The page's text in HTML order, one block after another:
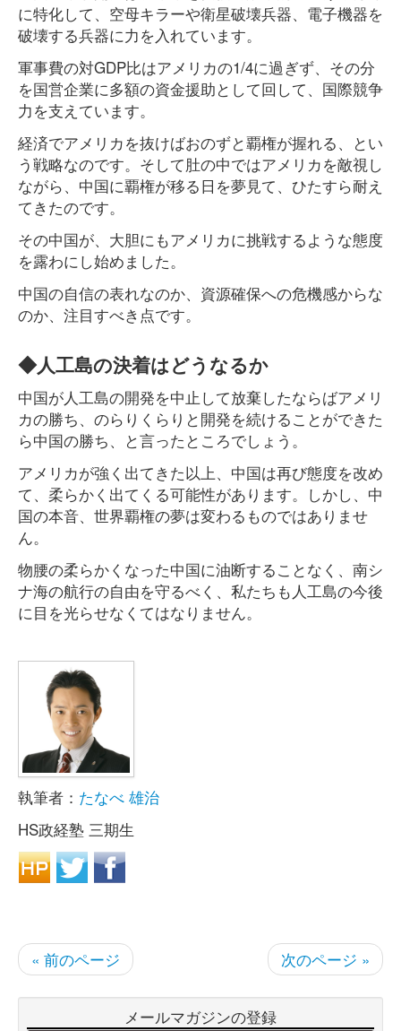
に特化して、空母キラーや衛星破壊兵器、電子機器を
破壊する兵器に力を入れています。
軍事費の対GDP比はアメリカの1/4に過ぎず、その分
を国営企業に多額の資金援助として回して、国際競争
力を支えています。
経済でアメリカを抜けばおのずと覇権が握れる、とい
う戦略なのです。そして肚の中ではアメリカを敵視し
ながら、中国に覇権が移る日を夢見て、ひたすら耐え
てきたのです。
その中国が、大胆にもアメリカに挑戦するような態度
を露わにし始めました。
中国の自信の表れなのか、資源確保への危機感からな
のか、注目すべき点です。
◆人工島の決着はどうなるか
中国が人工島の開発を中止して放棄したならばアメリ
カの勝ち、のらりくらりと開発を続けることができた
ら中国の勝ち、と言ったところでしょう。
アメリカが強く出てきた以上、中国は再び態度を改め
て、柔らかく出てくる可能性があります。しかし、中
国の本音、世界覇権の夢は変わるものではありませ
ん。
物腰の柔らかくなった中国に油断することなく、南シ
ナ海の航行の自由を守るべく、私たちも人工島の今後
に目を光らせなくてはなりません。
執筆者： たなべ 雄治
HS政経塾 三期生
« 前のページ 次のページ »
メールマガジンの登録